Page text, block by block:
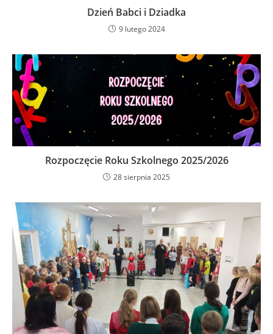
Dzień Babci i Dziadka
9 lutego 2024
Rozpoczęcie Roku Szkolnego 2025/2026
28 sierpnia 2025